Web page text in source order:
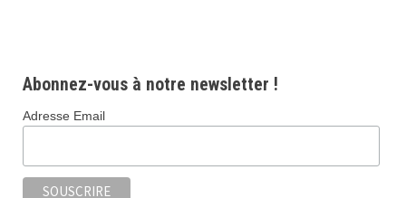
Abonnez-vous à notre newsletter !
Adresse Email